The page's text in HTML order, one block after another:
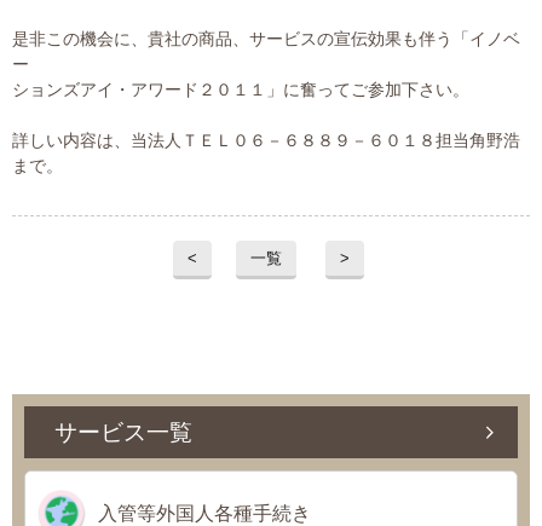
是非この機会に、貴社の商品、サービスの宣伝効果も伴う「イノベ
ー
ションズアイ・アワード２０１１」に奮ってご参加下さい。
詳しい内容は、当法人ＴＥＬ０６－６８８９－６０１８担当角野浩
まで。
< 一覧 >
サービス一覧
入管等外国人各種手続き
プライバシーポリシー